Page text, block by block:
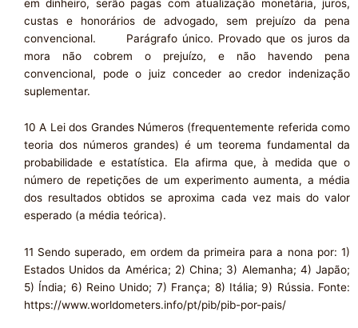
em dinheiro, serão pagas com atualização monetária, juros,
custas e honorários de advogado, sem prejuízo da pena
convencional. Parágrafo único. Provado que os juros da
mora não cobrem o prejuízo, e não havendo pena
convencional, pode o juiz conceder ao credor indenização
suplementar.
10 A Lei dos Grandes Números (frequentemente referida como
teoria dos números grandes) é um teorema fundamental da
probabilidade e estatística. Ela afirma que, à medida que o
número de repetições de um experimento aumenta, a média
dos resultados obtidos se aproxima cada vez mais do valor
esperado (a média teórica).
11 Sendo superado, em ordem da primeira para a nona por: 1)
Estados Unidos da América; 2) China; 3) Alemanha; 4) Japão;
5) Índia; 6) Reino Unido; 7) França; 8) Itália; 9) Rússia. Fonte:
https://www.worldometers.info/pt/pib/pib-por-pais/